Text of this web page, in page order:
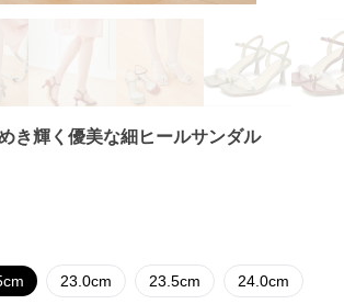
き輝く優美な細ヒールサンダル
23.0cm 23.5cm 24.0cm